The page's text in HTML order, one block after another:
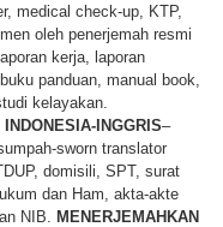
medical check-up, KTP,
oleh penerjemah resmi
kerja, laporan
panduan, manual book,
kelayakan.
INDONESIA-INGGRIS–
sworn translator
domisili, SPT, surat
dan Ham, akta-akte
NIB. MENERJEMAHKAN